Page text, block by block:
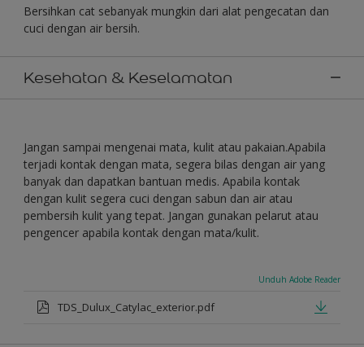
Bersihkan cat sebanyak mungkin dari alat pengecatan dan
cuci dengan air bersih.
Kesehatan & Keselamatan
Jangan sampai mengenai mata, kulit atau pakaian.Apabila
terjadi kontak dengan mata, segera bilas dengan air yang
banyak dan dapatkan bantuan medis. Apabila kontak
dengan kulit segera cuci dengan sabun dan air atau
pembersih kulit yang tepat. Jangan gunakan pelarut atau
pengencer apabila kontak dengan mata/kulit.
Unduh Adobe Reader
TDS_Dulux_Catylac_exterior.pdf